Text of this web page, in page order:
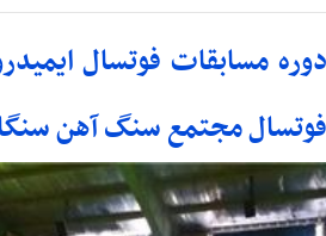
مسابقات فوتسال
مجتمع سنگ آهن